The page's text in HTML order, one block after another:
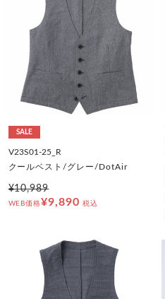
SALE
V23S01-25_R
クールベスト/グレー/DotAir
¥10,989
WEB価格¥9,890 税込